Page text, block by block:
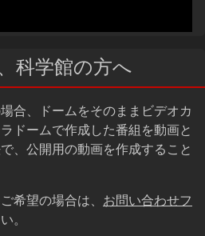
科学館の方へ
合、ドームをそのままビデオカ
ドームで作成した番組を動画と
、公開用の動画を作成すること
希望の場合は、 お問い合わせフ
。